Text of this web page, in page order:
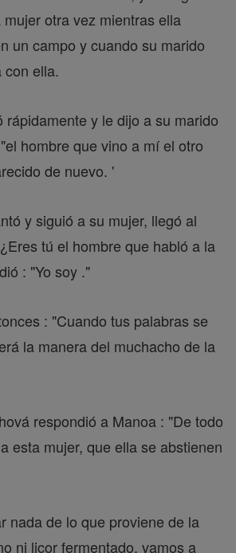
otra vez mientras ella
un campo y cuando su marido
con ella.
rápidamente y le dijo a su marido
hombre que vino a mí el otro
de nuevo. '
y siguió a su mujer, llegó al
tú el hombre que habló a la
: "Yo soy ."
: "Cuando tus palabras se
la manera del muchacho de la
respondió a Manoa : "De todo
esta mujer, que ella se abstienen
nada de lo que proviene de la
ni licor fermentado, vamos a